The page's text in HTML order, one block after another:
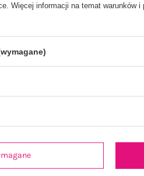
Opinie o produkcie(0)
Więcej informacji na temat warunków